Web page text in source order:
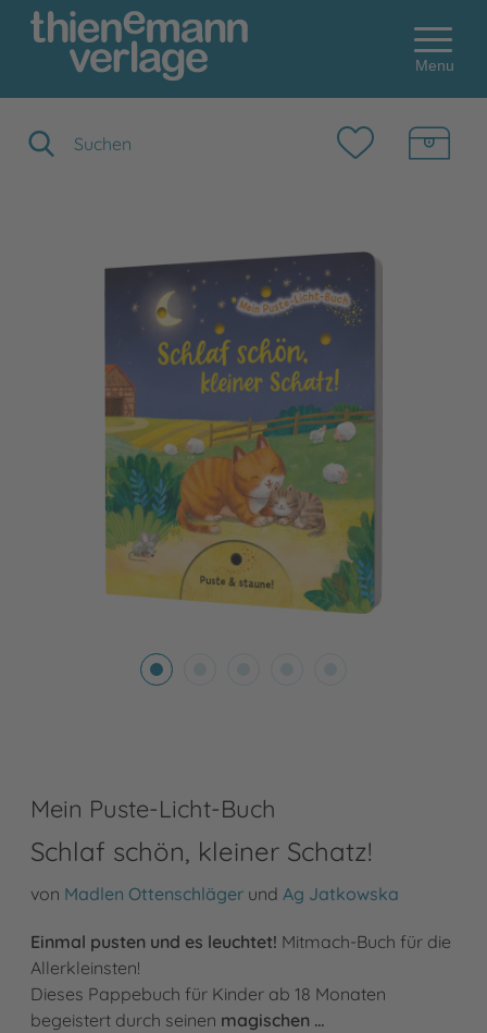
Menu
Mein Puste-Licht-Buch
Schlaf schön, kleiner Schatz!
von Madlen Ottenschläger und Ag Jatkowska
Einmal pusten und es leuchtet! Mitmach-Buch für die
Allerkleinsten!
Dieses Pappebuch für Kinder ab 18 Monaten
begeistert durch seinen magischen …